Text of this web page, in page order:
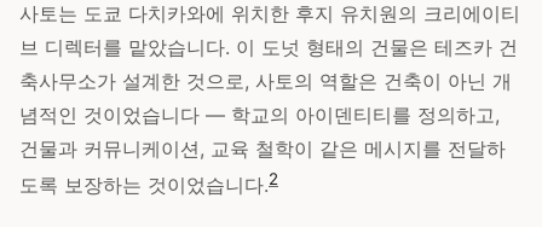
사토는 도쿄 다치카와에 위치한 후지 유치원의 크리에이티
브 디렉터를 맡았습니다. 이 도넛 형태의 건물은 테즈카 건
축사무소가 설계한 것으로, 사토의 역할은 건축이 아닌 개
념적인 것이었습니다 — 학교의 아이덴티티를 정의하고,
건물과 커뮤니케이션, 교육 철학이 같은 메시지를 전달하
도록 보장하는 것이었습니다.2